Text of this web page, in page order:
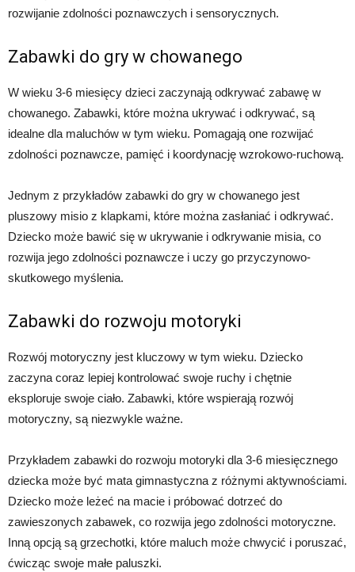
rozwijanie zdolności poznawczych i sensorycznych.
Zabawki do gry w chowanego
W wieku 3-6 miesięcy dzieci zaczynają odkrywać zabawę w
chowanego. Zabawki, które można ukrywać i odkrywać, są
idealne dla maluchów w tym wieku. Pomagają one rozwijać
zdolności poznawcze, pamięć i koordynację wzrokowo-ruchową.
Jednym z przykładów zabawki do gry w chowanego jest
pluszowy misio z klapkami, które można zasłaniać i odkrywać.
Dziecko może bawić się w ukrywanie i odkrywanie misia, co
rozwija jego zdolności poznawcze i uczy go przyczynowo-
skutkowego myślenia.
Zabawki do rozwoju motoryki
Rozwój motoryczny jest kluczowy w tym wieku. Dziecko
zaczyna coraz lepiej kontrolować swoje ruchy i chętnie
eksploruje swoje ciało. Zabawki, które wspierają rozwój
motoryczny, są niezwykle ważne.
Przykładem zabawki do rozwoju motoryki dla 3-6 miesięcznego
dziecka może być mata gimnastyczna z różnymi aktywnościami.
Dziecko może leżeć na macie i próbować dotrzeć do
zawieszonych zabawek, co rozwija jego zdolności motoryczne.
Inną opcją są grzechotki, które maluch może chwycić i poruszać,
ćwicząc swoje małe paluszki.